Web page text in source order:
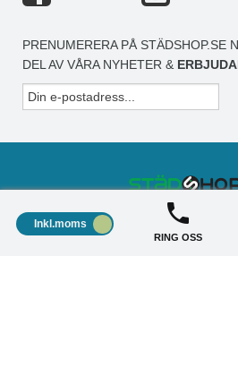
PRENUMERERA PÅ STÄDSHOP.SE
DEL AV VÅRA NYHETER &
STÄDSHOP
Inkl.moms
RING OSS